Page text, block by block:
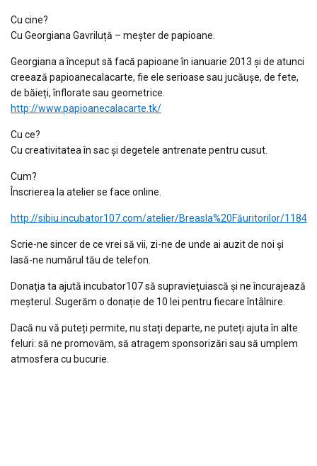
Cu cine?
Cu Georgiana Gavriluță – meșter de papioane.
Georgiana a început să facă papioane în ianuarie 2013 și de atunci
creează papioanecalacarte, fie ele serioase sau jucăușe, de fete,
de băieți, înflorate sau geometrice.
http://www.papioanecalacarte.tk/
Cu ce?
Cu creativitatea în sac și degetele antrenate pentru cusut.
Cum?
Înscrierea la atelier se face online.
http://sibiu.incubator107.com/atelier/Breasla%20Făuritorilor/1184
Scrie-ne sincer de ce vrei să vii, zi-ne de unde ai auzit de noi și
lasă-ne numărul tău de telefon.
Donaţia ta ajută incubator107 să supravieţuiască și ne încurajează
meşterul. Sugerăm o donație de 10 lei pentru fiecare întâlnire.
Dacă nu vă puteți permite, nu stați departe, ne puteți ajuta în alte
feluri: să ne promovăm, să atragem sponsorizări sau să umplem
atmosfera cu bucurie.